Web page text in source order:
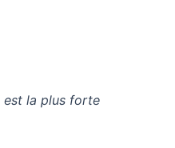
est la plus forte